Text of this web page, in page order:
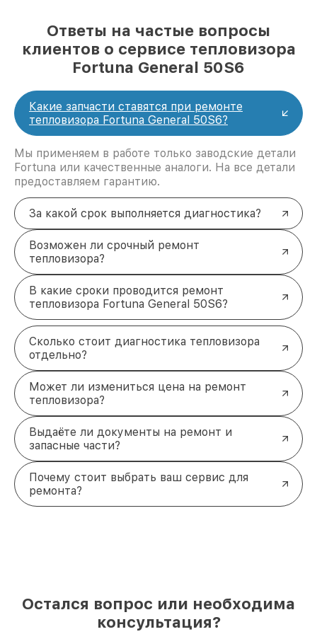
Ответы на частые вопросы
клиентов о сервисе тепловизора
Fortuna General 50S6
Какие запчасти ставятся при ремонте
тепловизора Fortuna General 50S6?
Мы применяем в работе только заводские детали
Fortuna или качественные аналоги. На все детали
предоставляем гарантию.
За какой срок выполняется диагностика?
Возможен ли срочный ремонт
тепловизора?
В какие сроки проводится ремонт
тепловизора Fortuna General 50S6?
Сколько стоит диагностика тепловизора
отдельно?
Может ли измениться цена на ремонт
тепловизора?
Выдаёте ли документы на ремонт и
запасные части?
Почему стоит выбрать ваш сервис для
ремонта?
Остался вопрос или необходима
консультация?